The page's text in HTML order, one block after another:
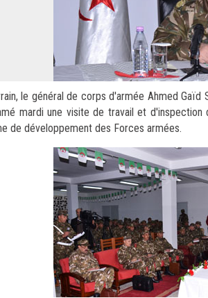
le général de corps d'armée Ahmed
mardi une visite de travail et
de développement des Forces armées.